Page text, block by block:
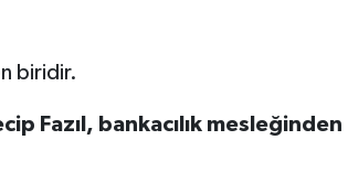
biridir.
Fazıl, bankacılık mesleğinden